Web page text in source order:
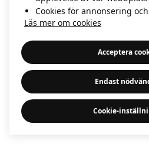
Cookies för annonsering
Läs mer om cookies
Acceptera
Endast
Cookie-